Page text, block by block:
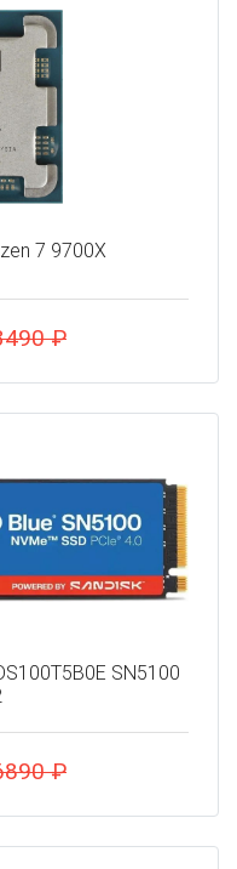
7 9700X
₽
SN5100
₽